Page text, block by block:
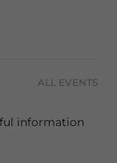
ALL EVENTS
information